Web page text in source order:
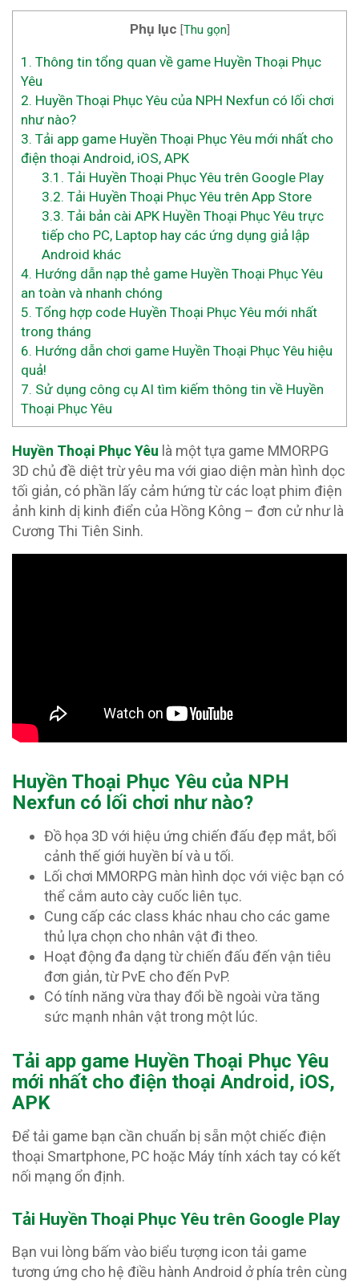
Phụ lục [Thu gọn]
1. Thông tin tổng quan về game Huyền Thoại Phục
Yêu
2. Huyền Thoại Phục Yêu của NPH Nexfun có lối chơi
như nào?
3. Tải app game Huyền Thoại Phục Yêu mới nhất cho
điện thoại Android, iOS, APK
3.1. Tải Huyền Thoại Phục Yêu trên Google Play
3.2. Tải Huyền Thoại Phục Yêu trên App Store
3.3. Tải bản cài APK Huyền Thoại Phục Yêu trực
tiếp cho PC, Laptop hay các ứng dụng giả lập
Android khác
4. Hướng dẫn nạp thẻ game Huyền Thoại Phục Yêu
an toàn và nhanh chóng
5. Tổng hợp code Huyền Thoại Phục Yêu mới nhất
trong tháng
6. Hướng dẫn chơi game Huyền Thoại Phục Yêu hiệu
quả!
7. Sử dụng công cụ AI tìm kiếm thông tin về Huyền
Thoại Phục Yêu
Huyền Thoại Phục Yêu là một tựa game MMORPG
3D chủ đề diệt trừ yêu ma với giao diện màn hình dọc
tối giản, có phần lấy cảm hứng từ các loạt phim điện
ảnh kinh dị kinh điển của Hồng Kông – đơn cử như là
Cương Thi Tiên Sinh.
Huyền Thoại Phục Yêu của NPH
Nexfun có lối chơi như nào?
Đồ họa 3D với hiệu ứng chiến đấu đẹp mắt, bối
cảnh thế giới huyền bí và u tối.
Lối chơi MMORPG màn hình dọc với việc bạn có
thể cắm auto cày cuốc liên tục.
Cung cấp các class khác nhau cho các game
thủ lựa chọn cho nhân vật đi theo.
Hoạt động đa dạng từ chiến đấu đến vận tiêu
đơn giản, từ PvE cho đến PvP.
Có tính năng vừa thay đổi bề ngoài vừa tăng
sức mạnh nhân vật trong một lúc.
Tải app game Huyền Thoại Phục Yêu
mới nhất cho điện thoại Android, iOS,
APK
Để tải game bạn cần chuẩn bị sẵn một chiếc điện
thoại Smartphone, PC hoặc Máy tính xách tay có kết
nối mạng ổn định.
Tải Huyền Thoại Phục Yêu trên Google Play
Bạn vui lòng bấm vào biểu tượng icon tải game
tương ứng cho hệ điều hành Android ở phía trên cùng